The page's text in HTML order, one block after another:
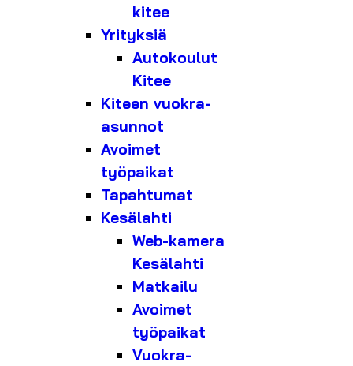
kitee
Yrityksiä
Autokoulut
Kitee
Kiteen vuokra-
asunnot
Avoimet
työpaikat
Tapahtumat
Kesälahti
Web-kamera
Kesälahti
Matkailu
Avoimet
työpaikat
Vuokra-